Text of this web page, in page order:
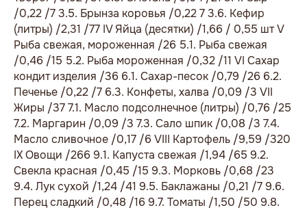
/0,22 /7 3.5. Брынза коровья /0,22 7 3.6. Кефир
(литры) /2,31 /77 IV Яйца (десятки) /1,66 / 0,55 шт V
Рыба свежая, мороженная /26 5.1. Рыба свежая
/0,46 /15 5.2. Рыба мороженная /0,32 /11 VI Сахар
кондит изделия /36 6.1. Сахар-песок /0,79 /26 6.2.
Печенье /0,22 /7 6.3. Конфеты, халва /0,09 /3 VII
Жиры /37 7.1. Масло подсолнечное (литры) /0,76 /25
7.2. Маргарин /0,09 /3 7.3. Сало шпик /0,08 /3 7.4.
Масло сливочное /0,17 /6 VIII Картофель /9,59 /320
IX Овощи /266 9.1. Капуста свежая /1,94 /65 9.2.
Свекла красная /0,45 /15 9.3. Морковь /0,68 /23
9.4. Лук сухой /1,24 /41 9.5. Баклажаны /0,21 /7 9.6.
Перец сладкий /0,48 /16 9.7. Томаты /1,50 /50 9.8.